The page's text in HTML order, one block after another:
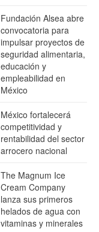
Fundación Alsea abre
convocatoria para
impulsar proyectos de
seguridad alimentaria,
educación y
empleabilidad en
México
México fortalecerá
competitividad y
rentabilidad del sector
arrocero nacional
The Magnum Ice
Cream Company
lanza sus primeros
helados de agua con
vitaminas y minerales